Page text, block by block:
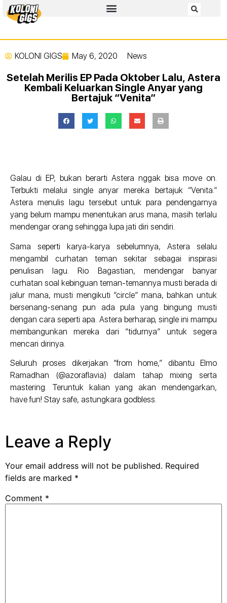
KOLONI GIGS May 6, 2020 News
Setelah Merilis EP Pada Oktober Lalu, Astera
Kembali Keluarkan Single Anyar yang
Bertajuk “Venita”
Galau di EP, bukan berarti Astera nggak bisa move on.
Terbukti melalui single anyar mereka bertajuk “Venita.”
Astera menulis lagu tersebut untuk para pendengarnya
yang belum mampu menentukan arus mana, masih terlalu
mendengar orang sehingga lupa jati diri sendiri.
Sama seperti karya-karya sebelumnya, Astera selalu
mengambil curhatan teman sekitar sebagai inspirasi
penulisan lagu. Rio Bagastian, mendengar banyar
curhatan soal kebinguan teman-temannya musti berada di
jalur mana, musti mengikuti “circle” mana, bahkan untuk
bersenang-senang pun ada pula yang bingung musti
dengan cara seperti apa. Astera berharap, single ini mampu
membangunkan mereka dari “tidurnya” untuk segera
mencari dirinya.
Seluruh proses dikerjakan “from home,” dibantu Elmo
Ramadhan (@azoraflavia) dalam tahap mixing serta
mastering. Teruntuk kalian yang akan mendengarkan,
have fun! Stay safe, astungkara godbless.
Leave a Reply
Your email address will not be published. Required
fields are marked *
Comment *